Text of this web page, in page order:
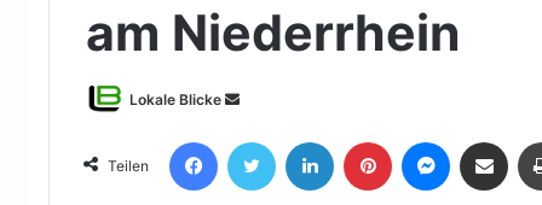
am Niederrhein
Lokale Blicke
Sende
eine
E-
Teilen
FacebookTwitter LinkedIn Pinterest Messenger
Teile per E-Mail